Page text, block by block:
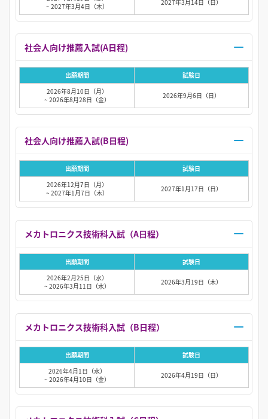
~ 2027年3月4日（木）
2027年3月14日（日）
出願期間
試験日
2026年8月10日（月）
~ 2026年8月28日（金）
2026年9月6日（日）
出願期間
試験日
2026年12月7日（月）
~ 2027年1月7日（木）
2027年1月17日（日）
出願期間
試験日
2026年2月25日（水）
~ 2026年3月11日（水）
2026年3月19日（木）
出願期間
試験日
2026年4月1日（水）
~ 2026年4月10日（金）
2026年4月19日（日）